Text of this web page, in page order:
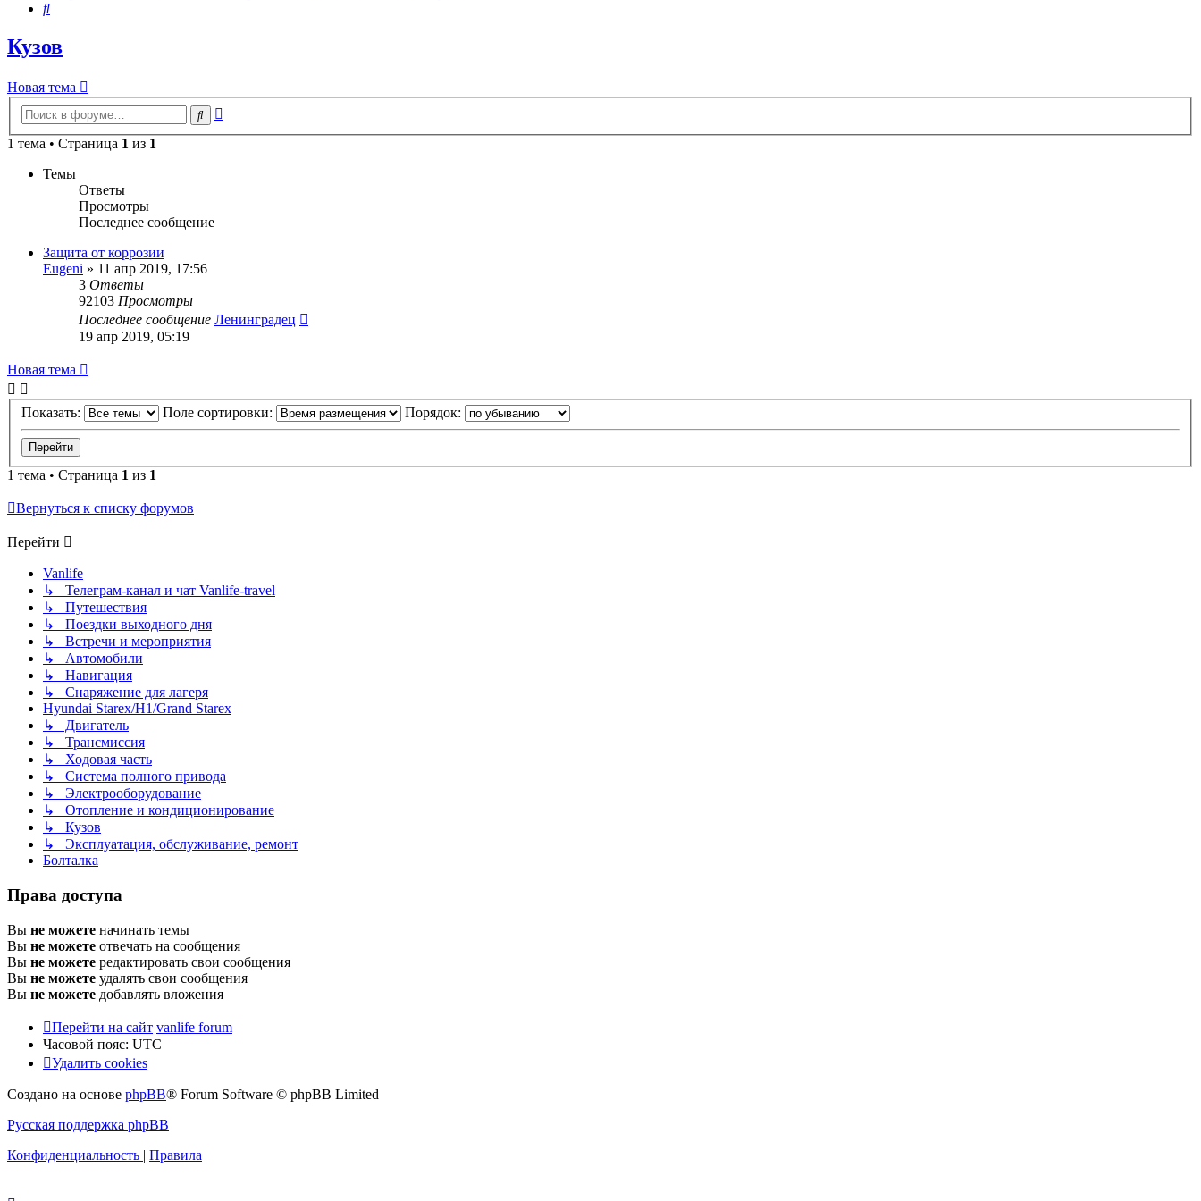
Поиск
Кузов
Новая тема
Поиск
1 тема • Страница 1 из 1
Темы
Ответы
Просмотры
Последнее сообщение
Защита от коррозии
Eugeni » 11 апр 2019, 17:56
3 Ответы
92103 Просмотры
Последнее сообщение Ленинградец
19 апр 2019, 05:19
Новая тема
Показать: Поле сортировки: Порядок:
1 тема • Страница 1 из 1
Вернуться к списку форумов
Перейти
Vanlife
↳ Телеграм-канал и чат Vanlife-travel
↳ Путешествия
↳ Поездки выходного дня
↳ Встречи и мероприятия
↳ Автомобили
↳ Навигация
↳ Снаряжение для лагеря
Hyundai Starex/H1/Grand Starex
↳ Двигатель
↳ Трансмиссия
↳ Ходовая часть
↳ Система полного привода
↳ Электрооборудование
↳ Отопление и кондиционирование
↳ Кузов
↳ Эксплуатация, обслуживание, ремонт
Болталка
Права доступа
Вы не можете начинать темы
Вы не можете отвечать на сообщения
Вы не можете редактировать свои сообщения
Вы не можете удалять свои сообщения
Вы не можете добавлять вложения
Перейти на сайт vanlife forum
Часовой пояс: UTC
Удалить cookies
Создано на основе phpBB® Forum Software © phpBB Limited
Русская поддержка phpBB
Конфиденциальность | Правила